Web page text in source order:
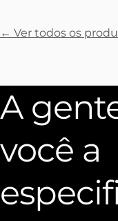
← Ver todos os
A
você a